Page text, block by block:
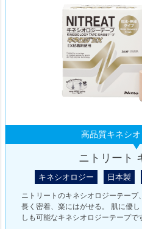
高品質キネシ
ニトリート
キネシオロジー 日本製
ニトリートのキネシオロジーテープ
長く密着、楽にはがせる。 肌に優
しも可能なキネシオロジーテープで